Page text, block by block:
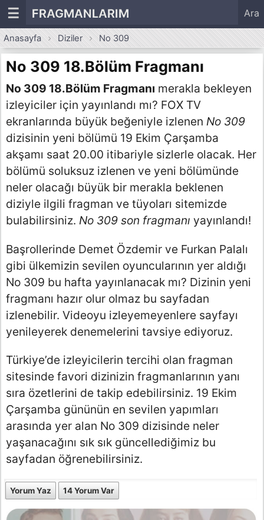
☰ FRAGMANLARIM Ara
Anasayfa Diziler No 309
No 309 18.Bölüm Fragmanı
No 309 18.Bölüm Fragmanı merakla bekleyen
izleyiciler için yayınlandı mı? FOX TV
ekranlarında büyük beğeniyle izlenen No 309
dizisinin yeni bölümü 19 Ekim Çarşamba
akşamı saat 20.00 itibariyle sizlerle olacak. Her
bölümü soluksuz izlenen ve yeni bölümünde
neler olacağı büyük bir merakla beklenen
diziyle ilgili fragman ve tüyoları sitemizde
bulabilirsiniz. No 309 son fragmanı yayınlandı!
Başrollerinde Demet Özdemir ve Furkan Palalı
gibi ülkemizin sevilen oyuncularının yer aldığı
No 309 bu hafta yayınlanacak mı? Dizinin yeni
fragmanı hazır olur olmaz bu sayfadan
izlenebilir. Videoyu izleyemeyenlere sayfayı
yenileyerek denemelerini tavsiye ediyoruz.
Türkiye’de izleyicilerin tercihi olan fragman
sitesinde favori dizinizin fragmanlarının yanı
sıra özetlerini de takip edebilirsiniz. 19 Ekim
Çarşamba gününün en sevilen yapımları
arasında yer alan No 309 dizisinde neler
yaşanacağını sık sık güncellediğimiz bu
sayfadan öğrenebilirsiniz.
Yorum Yaz 14 Yorum Var